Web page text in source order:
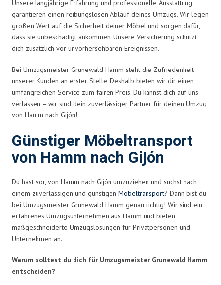
Unsere langjährige Erfahrung und professionelle Ausstattung
garantieren einen reibungslosen Ablauf deines Umzugs. Wir legen
großen Wert auf die Sicherheit deiner Möbel und sorgen dafür,
dass sie unbeschädigt ankommen. Unsere Versicherung schützt
dich zusätzlich vor unvorhersehbaren Ereignissen.
Bei Umzugsmeister Grunewald Hamm steht die Zufriedenheit
unserer Kunden an erster Stelle. Deshalb bieten wir dir einen
umfangreichen Service zum fairen Preis. Du kannst dich auf uns
verlassen – wir sind dein zuverlässiger Partner für deinen Umzug
von Hamm nach Gijón!
Günstiger Möbeltransport
von Hamm nach Gijón
Du hast vor, von Hamm nach Gijón umzuziehen und suchst nach
einem zuverlässigen und günstigen Möbeltransport? Dann bist du
bei Umzugsmeister Grunewald Hamm genau richtig! Wir sind ein
erfahrenes Umzugsunternehmen aus Hamm und bieten
maßgeschneiderte Umzugslösungen für Privatpersonen und
Unternehmen an.
Warum solltest du dich für Umzugsmeister Grunewald Hamm
entscheiden?